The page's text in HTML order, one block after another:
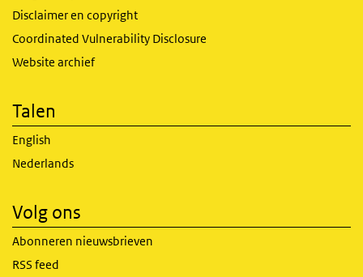
Disclaimer en copyright
Coordinated Vulnerability Disclosure
Website archief
Talen
English
Nederlands
Volg ons
Abonneren nieuwsbrieven
RSS feed